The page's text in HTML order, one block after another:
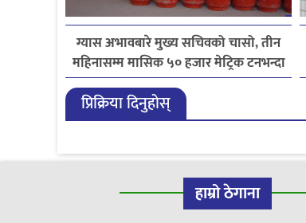
ग्यास अभावबारे मुख्य सचिवको चासो, तीन
महिनासम्म मासिक ५० हजार मेट्रिक टनभन्दा
बढी आयात गर्ने निर्णय
प्रिक्रिया दिनुहोस्
हाम्रो ठेगाना